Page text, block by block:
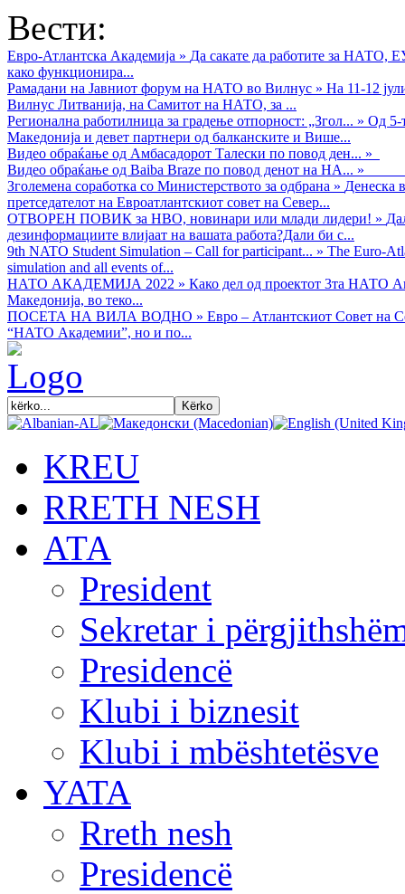
Вести:
Евро-Атлантска Академија » Да сакате да работите за НАТО,
како функционира...
Рамадани на Јавниот форум на НАТО во Вилнус » На 11-12
Вилнус Литванија, на Самитот на НАТО, за ...
Регионална работилница за градење отпорност: „Згол... » Од 5-
Македонија и девет партнери од балканските и Више...
Видео обраќањe од Амбасадорот Талески по повод ден... »
Видео обраќање од Baiba Braze по повод денот на НА... »
Зголемена соработка со Министерството за одбрана » Денеска
претседателот на Евроатлантскиот совет на Север...
ОТВОРЕН ПОВИК за НВО, новинари или млади лидери! »
дезинформациите влијаат на вашата работа?Дали би с...
9th NATO Student Simulation – Call for participant... » The Euro-
simulation and all events of...
НАТО АКАДЕМИЈА 2022 » Како дел од проектот 3та НАТО
Македонија, во теко...
ПОСЕТА НА ВИЛА ВОДНО » Евро – Атлантскиот Совет на
“НАТО Академии”, но и по...
KREU
RRETH NESH
АТА
President
Sekretar i
Presidencë
Klubi i biznesit
Klubi i mbështetësve
YATA
Rreth nesh
Presidencë